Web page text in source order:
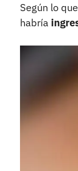
Según lo
habría